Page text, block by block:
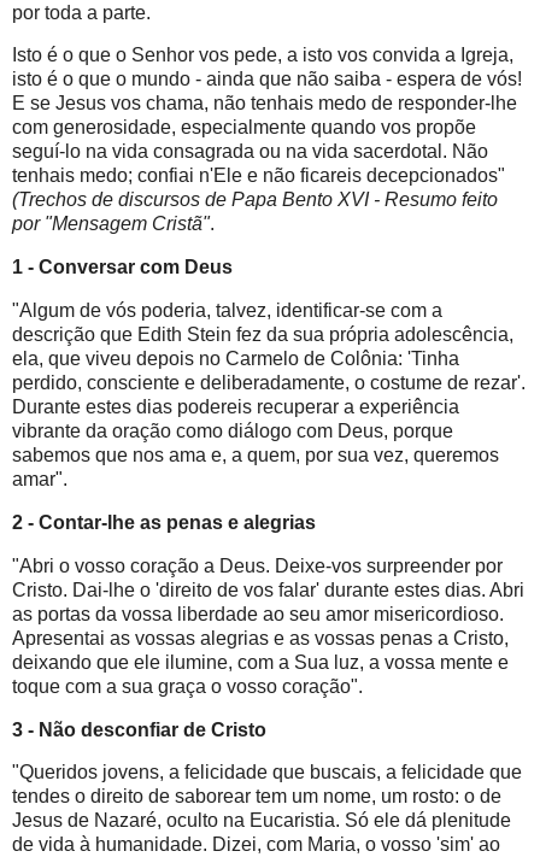
por toda a parte.
Isto é o que o Senhor vos pede, a isto vos convida a Igreja,
isto é o que o mundo - ainda que não saiba - espera de vós!
E se Jesus vos chama, não tenhais medo de responder-lhe
com generosidade, especialmente quando vos propõe
seguí-lo na vida consagrada ou na vida sacerdotal. Não
tenhais medo; confiai n'Ele e não ficareis decepcionados"
(Trechos de discursos de Papa Bento XVI - Resumo feito
por "Mensagem Cristã".
1 - Conversar com Deus
"Algum de vós poderia, talvez, identificar-se com a
descrição que Edith Stein fez da sua própria adolescência,
ela, que viveu depois no Carmelo de Colônia: 'Tinha
perdido, consciente e deliberadamente, o costume de rezar'.
Durante estes dias podereis recuperar a experiência
vibrante da oração como diálogo com Deus, porque
sabemos que nos ama e, a quem, por sua vez, queremos
amar".
2 - Contar-lhe as penas e alegrias
"Abri o vosso coração a Deus. Deixe-vos surpreender por
Cristo. Dai-lhe o 'direito de vos falar' durante estes dias. Abri
as portas da vossa liberdade ao seu amor misericordioso.
Apresentai as vossas alegrias e as vossas penas a Cristo,
deixando que ele ilumine, com a Sua luz, a vossa mente e
toque com a sua graça o vosso coração".
3 - Não desconfiar de Cristo
"Queridos jovens, a felicidade que buscais, a felicidade que
tendes o direito de saborear tem um nome, um rosto: o de
Jesus de Nazaré, oculto na Eucaristia. Só ele dá plenitude
de vida à humanidade. Dizei, com Maria, o vosso 'sim' ao